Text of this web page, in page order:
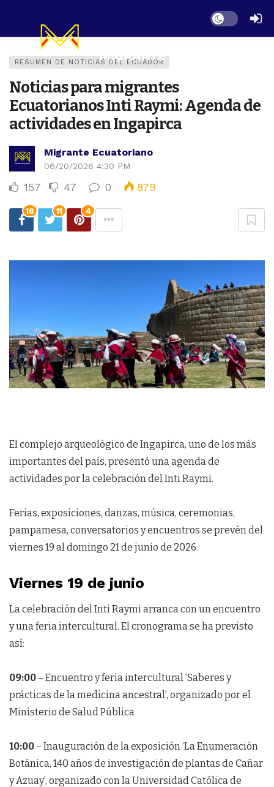
Dark mode
RESUMEN DE NOTICIAS DEL ECUADOR
Noticias para migrantes
Ecuatorianos Inti Raymi: Agenda de
actividades en Ingapirca
Migrante Ecuatoriano
06/20/2026 4:30 PM
157 47 0 879
18 11 4
El complejo arqueológico de Ingapirca, uno de los más
importantes del país, presentó una agenda de
actividades por la celebración del Inti Raymi.
Ferias, exposiciones, danzas, música, ceremonias,
pampamesa, conversatorios y encuentros se prevén del
viernes 19 al domingo 21 de junio de 2026.
Viernes 19 de junio
La celebración del Inti Raymi arranca con un encuentro
y una feria intercultural. El cronograma se ha previsto
así:
09:00 – Encuentro y feria intercultural ‘Saberes y
prácticas de la medicina ancestral’, organizado por el
Ministerio de Salud Pública
10:00 – Inauguración de la exposición ‘La Enumeración
Botánica, 140 años de investigación de plantas de Cañar
y Azuay’, organizado con la Universidad Católica de